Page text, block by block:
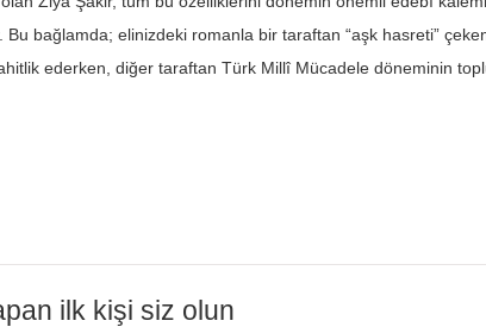
bağlamda; elinizdeki romanla bir taraftan “aşk hasreti”
ederken, diğer taraftan Türk Millî Mücadele döneminin
ilk kişi siz olun